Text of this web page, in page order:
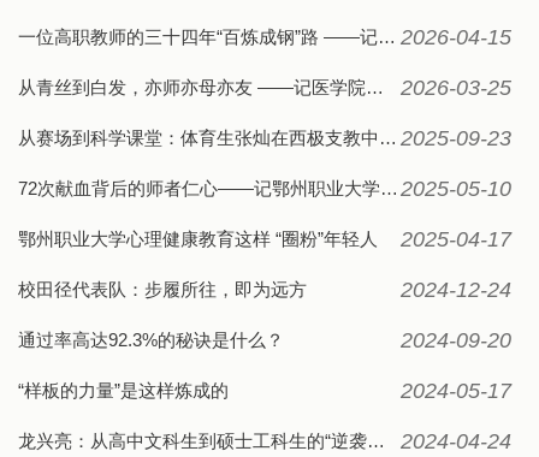
一位高职教师的三十四年“百炼成钢”路 ——记机械工程学院教师刘全心 2026-04-15
从青丝到白发，亦师亦母亦友 ——记医学院教师汪中华的“摆渡”人生 2026-03-25
从赛场到科学课堂：体育生张灿在西极支教中找到“新赛道” 2025-09-23
72次献血背后的师者仁心——记鄂州职业大学医学院教师潘朝旺 2025-05-10
鄂州职业大学心理健康教育这样 “圈粉”年轻人 2025-04-17
校田径代表队：步履所往，即为远方 2024-12-24
通过率高达92.3%的秘诀是什么？ 2024-09-20
“样板的力量”是这样炼成的 2024-05-17
龙兴亮：从高中文科生到硕士工科生的“逆袭人生” 2024-04-24